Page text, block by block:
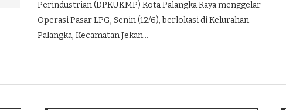
Perindustrian (DPKUKMP) Kota Palangka Raya menggelar
Operasi Pasar LPG, Senin (12/6), berlokasi di Kelurahan
Palangka, Kecamatan Jekan…